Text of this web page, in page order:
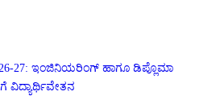
27: ಇಂಜಿನಿಯರಿಂಗ್ ಹಾಗೂ ಡಿಪ್ಲೊಮಾ
ವಿದ್ಯಾರ್ಥಿವೇತನ